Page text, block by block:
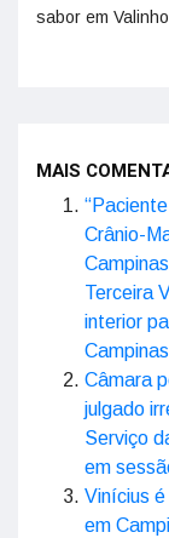
sabor em
MAIS
Crânio-
Terceira
interior
Campinas
Câmara
julgado
Serviço
em
Vinícius
em